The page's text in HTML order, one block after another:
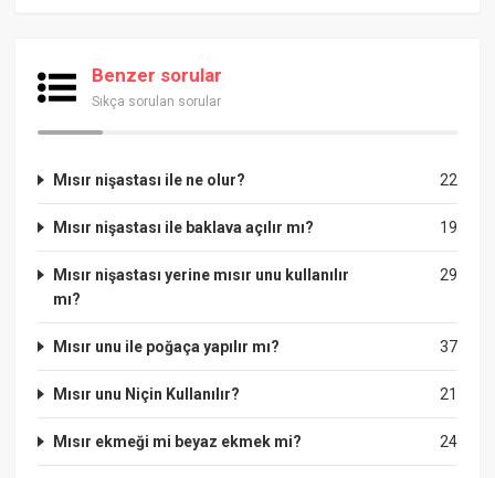
Benzer sorular
Sıkça sorulan sorular
22
Mısır nişastası ile ne olur?
19
Mısır nişastası ile baklava açılır mı?
29
Mısır nişastası yerine mısır unu kullanılır
mı?
37
Mısır unu ile poğaça yapılır mı?
21
Mısır unu Niçin Kullanılır?
24
Mısır ekmeği mi beyaz ekmek mi?